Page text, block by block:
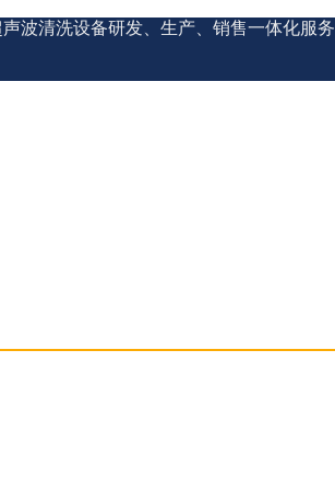
波清洗设备研发、生产、销售一体化服